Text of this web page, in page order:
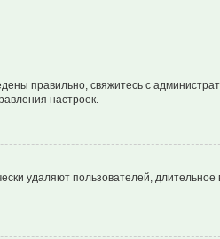
правильно, свяжитесь с
настроек.
удаляют пользователей,